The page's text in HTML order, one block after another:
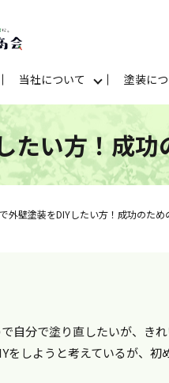
当社について 塗装に
たい方！成
外壁塗装をDIYしたい方！成功のた
自分で塗り直したいが、き
をしようと考えているが、